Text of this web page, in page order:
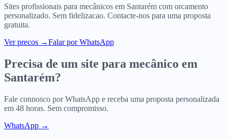
Sites profissionais para mecânicos em Santarém com orcamento
personalizado. Sem fidelizacao. Contacte-nos para uma proposta
gratuita.
Ver precos →Falar por WhatsApp
Precisa de um site para mecânico em
Santarém?
Fale connosco por WhatsApp e receba uma proposta personalizada
em 48 horas. Sem compromisso.
WhatsApp →